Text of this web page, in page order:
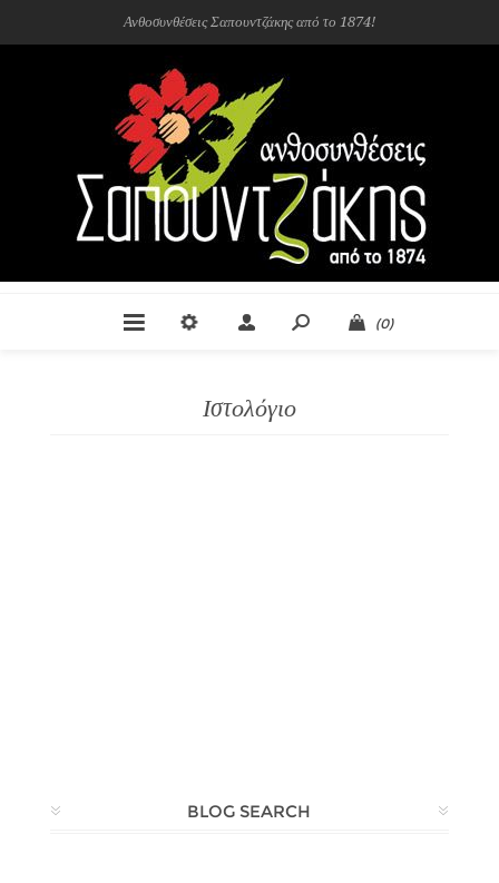
Ανθοσυνθέσεις Σαπουντζάκης από το 1874!
(0)
Ιστολόγιο
BLOG SEARCH